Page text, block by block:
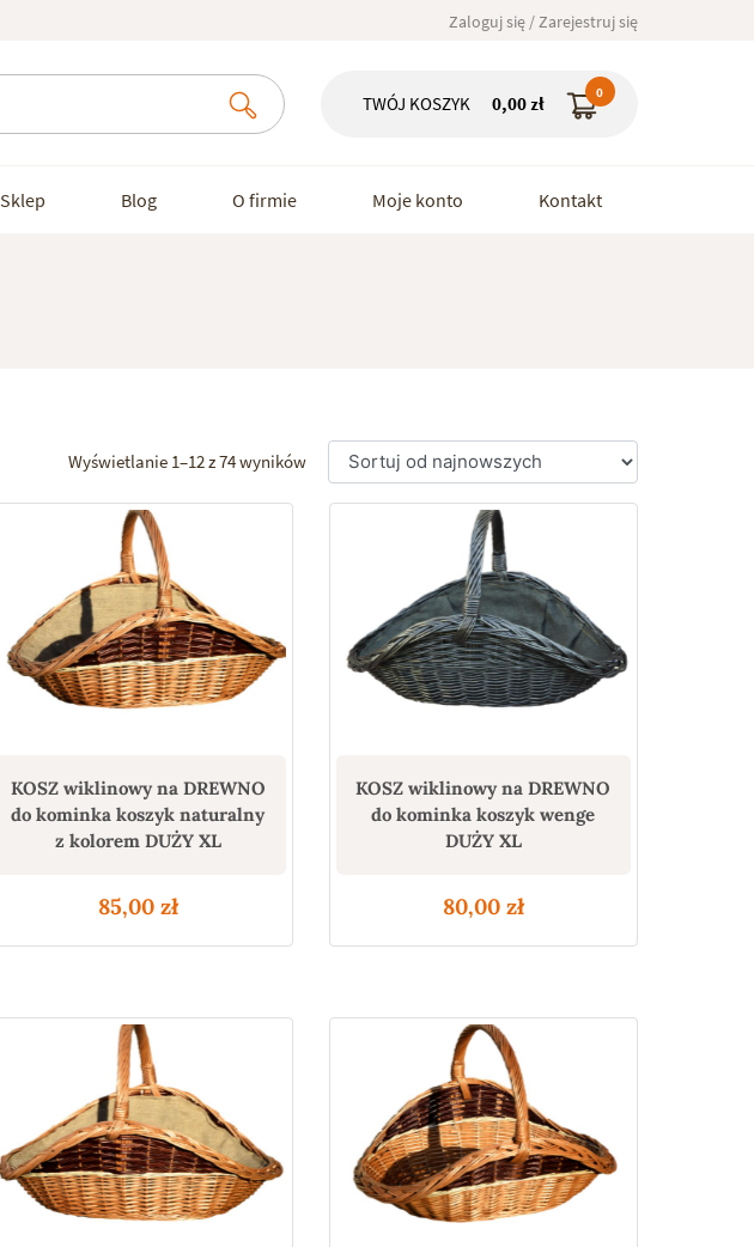
Zaloguj się / Zarejestruj się
TWÓJ KOSZYK 0,00zł
0
Sklep Blog O firmie Moje konto Kontakt
Wyświetlanie 1–12 z 74 wyników
KOSZ wiklinowy na DREWNO
do kominka koszyk naturalny
z kolorem DUŻY XL
85,00 zł
KOSZ wiklinowy na DREWNO
do kominka koszyk wenge
DUŻY XL
80,00 zł